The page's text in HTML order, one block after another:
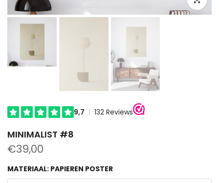
MINIMALIST #8
€39,00
MATERIAAL: PAPIEREN POSTER